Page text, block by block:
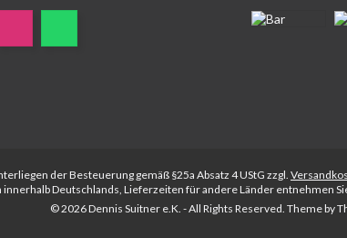
der Besteuerung gemäß §25a Absatz 4 UStG zzgl.
Deutschlands, Lieferzeiten für andere Länder entnehmen
© 2026 Dennis Suitner e.K. - All Rights Reserved. Theme by